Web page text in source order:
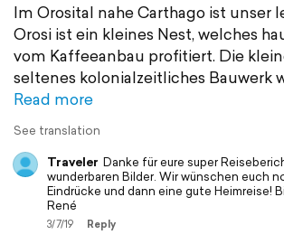
Im Orosital nahe Carthago ist unser
Orosi ist ein kleines Nest, welches
vom Kaffeeanbau profitiert. Die
seltenes kolonialzeitliches Bauwerk
Read more
See translation
Traveler Danke für eure super
wunderbaren Bilder. Wir wünschen euch
Eindrücke und dann eine gute Heimreise!
René
3/7/19 Reply